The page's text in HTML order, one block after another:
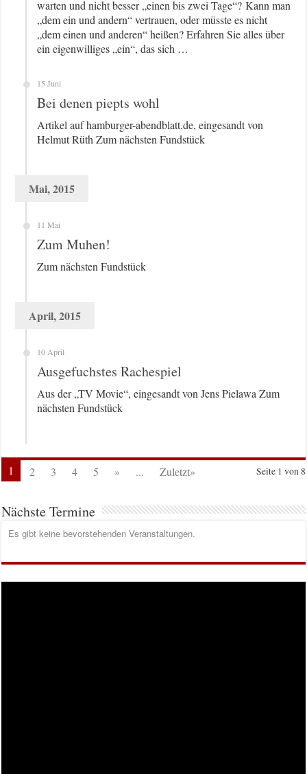
warten und nicht besser „einen bis zwei Tage“? Kann man
„dem ein und andern“ vertrauen, oder müsste es nicht
„dem einen und anderen“ heißen? Erfahren Sie alles über
ein eigenwilliges „ein“, das sich …
15 Juni
Bei denen piepts wohl
Artikel auf hamburger-abendblatt.de, eingesandt von
Helmut Rüth Zum nächsten Fundstück
Mai, 2015
11 Mai
Zum Muhen!
Zum nächsten Fundstück
April, 2015
10 April
Ausgefuchstes Rachespiel
Aus der „TV Movie“, eingesandt von Jens Pielawa Zum
nächsten Fundstück
Seite 1 von 8
1 2 3 4 5 » ... Zuletzt»
Nächste Termine
Es gibt keine bevorstehenden Veranstaltungen.